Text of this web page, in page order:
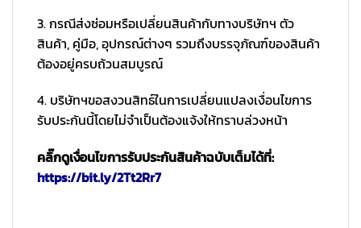
3. กรณีส่งซ่อมหรือเปลี่ยนสินค้ากับทางบริษัทฯ ตัว
สินค้า, คู่มือ, อุปกรณ์ต่างๆ รวมถึงบรรจุภัณฑ์ของสินค้า
ต้องอยู่ครบถ้วนสมบูรณ์
4. บริษัทฯขอสงวนสิทธ์ในการเปลี่ยนแปลงเงื่อนไขการ
รับประกันนี้โดยไม่จำเป็นต้องแจ้งให้ทราบล่วงหน้า
คลิ๊กดูเงื่อนไขการรับประกันสินค้าฉบับเต็มได้ที่:
https://bit.ly/2Tt2Rr7